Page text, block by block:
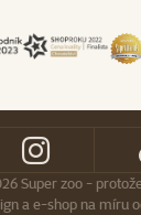
Super zoo -
a e-shop na míru